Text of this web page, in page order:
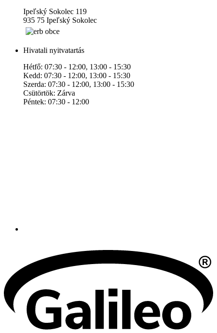
Ipeľský Sokolec 119
935 75 Ipeľský Sokolec
Hivatali nyitvatartás
Hétfő: 07:30 - 12:00, 13:00 - 15:30
Kedd: 07:30 - 12:00, 13:00 - 15:30
Szerda: 07:30 - 12:00, 13:00 - 15:30
Csütörtök: Zárva
Péntek: 07:30 - 12:00